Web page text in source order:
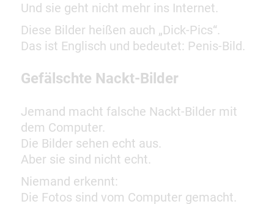
Und sie geht nicht mehr ins Internet.
Diese Bilder heißen auch „Dick-Pics“.
Das ist Englisch und bedeutet: Penis-Bild.
Gefälschte Nackt-Bilder
Jemand macht falsche Nackt-Bilder mit
dem Computer.
Die Bilder sehen echt aus.
Aber sie sind nicht echt.
Niemand erkennt:
Die Fotos sind vom Computer gemacht.